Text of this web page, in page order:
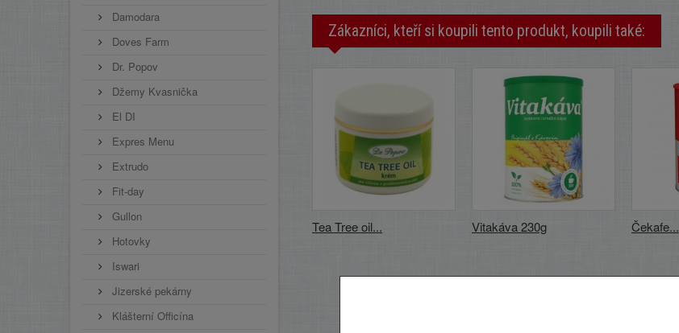
Damodara
Doves Farm
Dr. Popov
Džemy Kvasnička
El DI
Expres Menu
Extrudo
Fit-day
Gullon
Hotovky
Iswari
Jizerské pekárny
Klášterní Officína
Zákazníci, kteří si koupili tento produkt, koupili také:
Tea Tree oil... Vitakáva 230g Čekafe...